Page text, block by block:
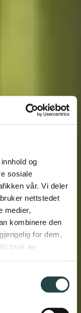
og
sosiale
vår. Vi deler
nettstedet
medier,
kombinere den
for dem,
bruk av